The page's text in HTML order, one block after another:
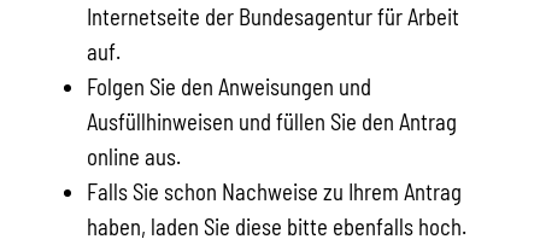
Internetseite der Bundesagentur für Arbeit
auf.
Folgen Sie den Anweisungen und
Ausfüllhinweisen und füllen Sie den Antrag
online aus.
Falls Sie schon Nachweise zu Ihrem Antrag
haben, laden Sie diese bitte ebenfalls hoch.